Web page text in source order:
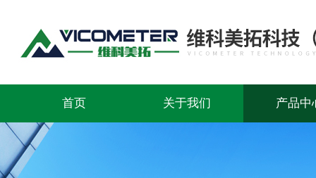
首页 关于我们 产品中